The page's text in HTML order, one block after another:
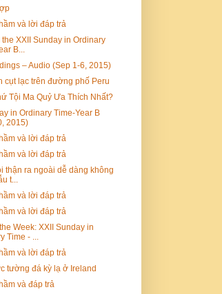
và lời đáp trả
the XXII Sunday in Ordinary
B...
– Audio (Sep 1-6, 2015)
cụt lạc trên đường phố Peru
Tội Ma Quỷ Ưa Thích Nhất?
in Ordinary Time-Year B
2015)
và lời đáp trả
và lời đáp trả
thận ra ngoài dễ dàng không
t...
và lời đáp trả
và lời đáp trả
Week: XXII Sunday in
Time - ...
và lời đáp trả
tường đá kỳ lạ ở Ireland
và đáp trả